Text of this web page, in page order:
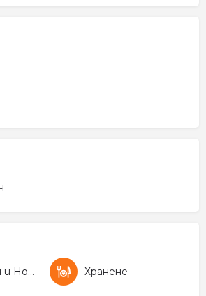
Заведения и Нощен живот Хранене